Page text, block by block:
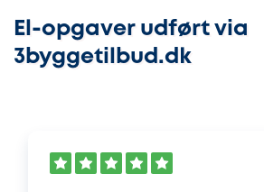
El-opgaver udført via
3byggetilbud.dk